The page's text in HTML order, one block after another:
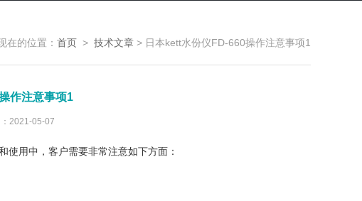
在的位置： 首页 > 技术文章 > 日本kett水份仪FD-660操作注意事项1
作注意事项1
2021-05-07
用中，客户需要非常注意如下方面：